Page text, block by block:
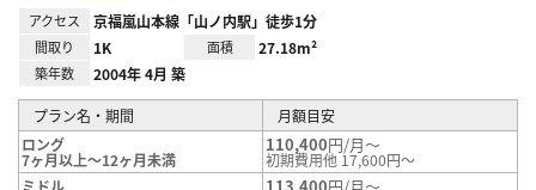
アクセス 京福嵐山本線「山ノ内駅」徒歩1分
間取り 1K 面積 27.18m²
築年数 2004年 4月 築
プラン名・期間
月額目安
ロング
7ヶ月以上～12ヶ月未満
110,400円/月～
初期費用他 17,600円～
ミドル